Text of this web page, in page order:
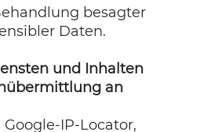
besagter
Daten.
und Inhalten
an
IP-Locator,